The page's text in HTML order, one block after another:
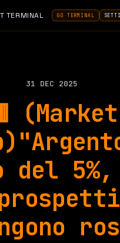
TERMINAL GO TERMINAL
31 DEC 2025
(Market
del 5%,